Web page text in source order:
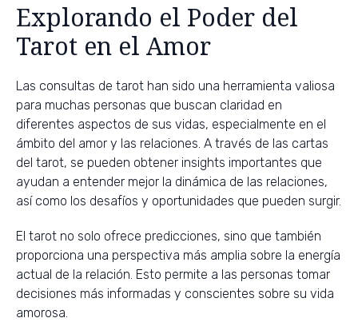
Explorando el Poder del
Tarot en el Amor
Las consultas de tarot han sido una herramienta valiosa
para muchas personas que buscan claridad en
diferentes aspectos de sus vidas, especialmente en el
ámbito del amor y las relaciones. A través de las cartas
del tarot, se pueden obtener insights importantes que
ayudan a entender mejor la dinámica de las relaciones,
así como los desafíos y oportunidades que pueden surgir.
El tarot no solo ofrece predicciones, sino que también
proporciona una perspectiva más amplia sobre la energía
actual de la relación. Esto permite a las personas tomar
decisiones más informadas y conscientes sobre su vida
amorosa.